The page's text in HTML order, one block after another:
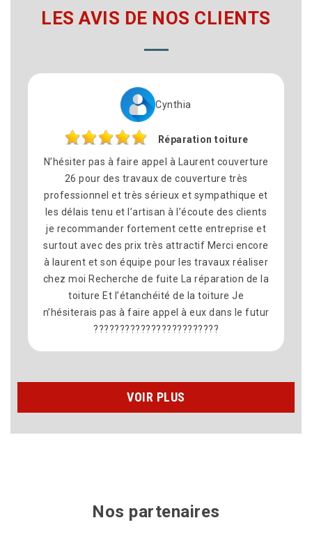
LES AVIS DE NOS CLIENTS
Cynthia
Réparation toiture
pas à faire appel à Laurent couverture
26 pour des travaux de couverture très
et très sérieux et sympathique et
délais tenu et l’artisan à l’écoute des clients
recommander fortement cette entreprise et
avec des prix très attractif Merci encore
et son équipe pour les travaux réaliser
moi Recherche de fuite La réparation de la
toiture Et l’étanchéité de la toiture Je
pas à faire appel à eux dans le futur
????????????????????????
VOIR PLUS
Nos partenaires